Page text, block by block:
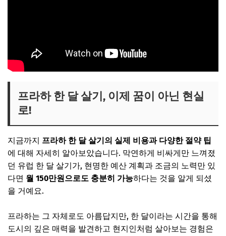
프라하 한 달 살기, 이제 꿈이 아닌 현실
로!
지금까지 프라하 한 달 살기의 실제 비용과 다양한 절약 팁
에 대해 자세히 알아보았습니다. 막연하게 비싸게만 느껴졌
던 유럽 한 달 살기가, 현명한 예산 계획과 조금의 노력만 있
다면 월 150만원으로도 충분히 가능하다는 것을 알게 되셨
을 거예요.
프라하는 그 자체로도 아름답지만, 한 달이라는 시간을 통해
도시의 깊은 매력을 발견하고 현지인처럼 살아보는 경험은